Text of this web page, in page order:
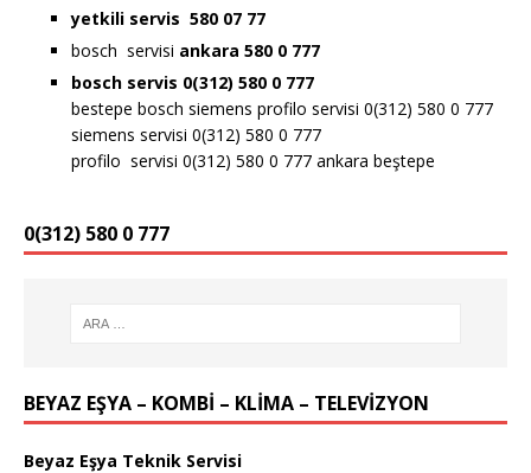
yetkili servis 580 07 77
bosch servisi ankara 580 0 777
bosch servis 0(312) 580 0 777
bestepe bosch siemens profilo servisi 0(312) 580 0 777
siemens servisi 0(312) 580 0 777
profilo servisi 0(312) 580 0 777 ankara beştepe
0(312) 580 0 777
BEYAZ EŞYA – KOMBİ – KLİMA – TELEVİZYON
Beyaz Eşya Teknik Servisi